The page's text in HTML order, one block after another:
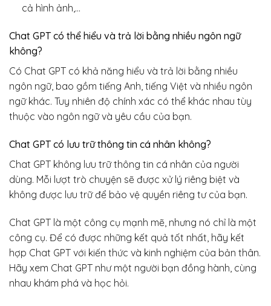
cả hình ảnh,…
Chat GPT có thể hiểu và trả lời bằng nhiều ngôn ngữ
không?
Có Chat GPT có khả năng hiểu và trả lời bằng nhiều
ngôn ngữ, bao gồm tiếng Anh, tiếng Việt và nhiều ngôn
ngữ khác. Tuy nhiên độ chính xác có thể khác nhau tùy
thuộc vào ngôn ngữ và yêu cầu của bạn.
Chat GPT có lưu trữ thông tin cá nhân không?
Chat GPT không lưu trữ thông tin cá nhân của người
dùng. Mỗi lượt trò chuyện sẽ được xử lý riêng biệt và
không được lưu trữ để bảo vệ quyền riêng tư của bạn.
Chat GPT là một công cụ mạnh mẽ, nhưng nó chỉ là một
công cụ. Để có được những kết quả tốt nhất, hãy kết
hợp Chat GPT với kiến thức và kinh nghiệm của bản thân.
Hãy xem Chat GPT như một người bạn đồng hành, cùng
nhau khám phá và học hỏi.